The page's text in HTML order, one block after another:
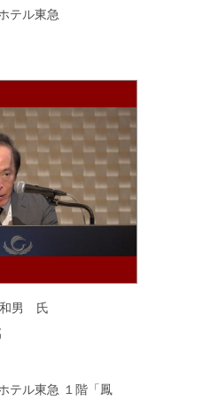
テル東急
男 氏
テル東急 １階「鳳